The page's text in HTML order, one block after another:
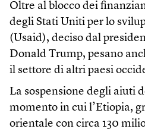
Oltre al blocco dei
degli Stati Uniti per lo
(Usaid), deciso dal
Donald Trump, pesano
il settore di altri paesi
La sospensione degli aiuti
momento in cui l’Etiopia,
orientale con circa 130